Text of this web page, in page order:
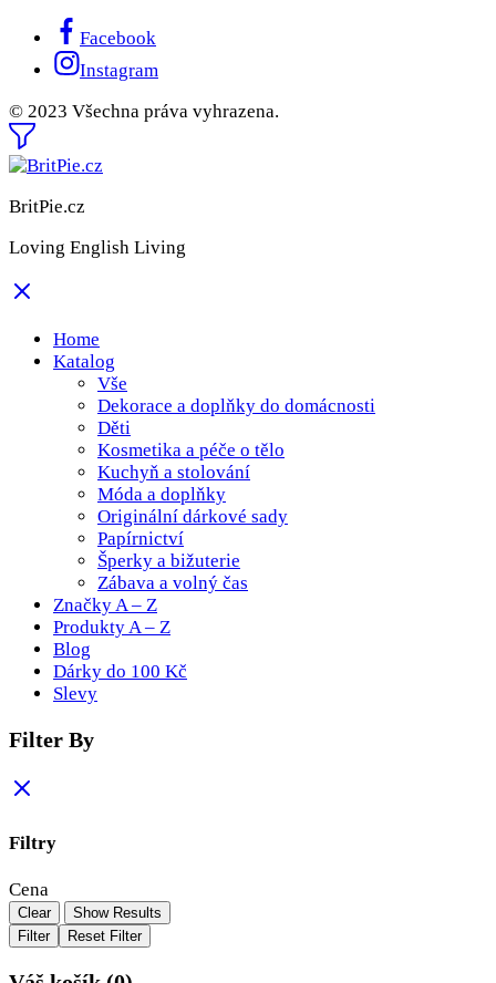
Facebook
Instagram
© 2023 Všechna práva vyhrazena.
BritPie.cz
Loving English Living
Home
Katalog
Vše
Dekorace a doplňky do domácnosti
Děti
Kosmetika a péče o tělo
Kuchyň a stolování
Móda a doplňky
Originální dárkové sady
Papírnictví
Šperky a bižuterie
Zábava a volný čas
Značky A – Z
Produkty A – Z
Blog
Dárky do 100 Kč
Slevy
Filter By
Filtry
Cena
Clear
Show Results
Filter
Reset Filter